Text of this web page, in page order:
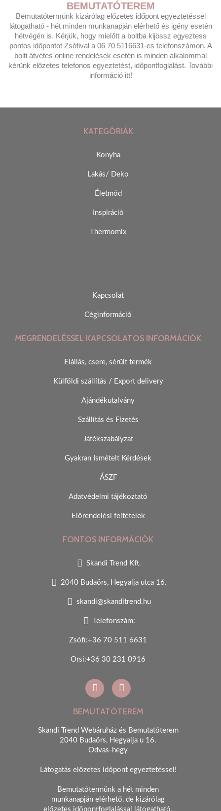
BEMUTATÓTEREM
Bemutatótermünk kizárólag előzetes időpont egyeztetéssel
látogatható - hét minden munkanapján elérhető és igény esetén
hétvégén is. Kérjük, hogy mielőtt a boltba kijössz egyeztess
pontos időpontot Zsófival a 06 70 5116631-es telefonszámon. A
bolti átvétes online rendelések esetén is minden alkalommal
kérünk előzetes telefonos egyeztetést, időpontfoglalást. További
információ itt!
KATEGÓRIÁK
Konyha
Lakás/ Deko
Életmód
Inspiráció
Thermomix
Kapcsolat
Céginformáció
MEGRENDELÉSSEL KAPCSOLATOS INFORMÁCIÓK
Elállás, csere, sérült termék
Külföldi szállítás / Export delivery
Ajándékutalvány
Szállítás és Fizetés
Játékszabályzat
Gyakran Ismételt Kérdések
ÁSZF
Adatvédelmi tájékoztató
Előrendelési feltételek
FONTOS INFORMÁCIÓK
Skandi Trend Kft.
2040 Budaörs, Hegyalja utca 16.
skandi@skanditrend.hu
Telefonszám:
Zsófi:+36 70 511 6631
Orsi:+36 30 231 0916
BEMUTATÓTEREM
Skandi Trend Webáruház és Bemutatóterem
2040 Budaörs, Hegyalja u 16.
Odvas-hegy
.
Látogatás előzetes időpont egyeztetéssel!
.
Bemutatótermünk a hét minden
munkanapján elérhető, de kizárólag
előzetes időpontfoglalással látogatható.